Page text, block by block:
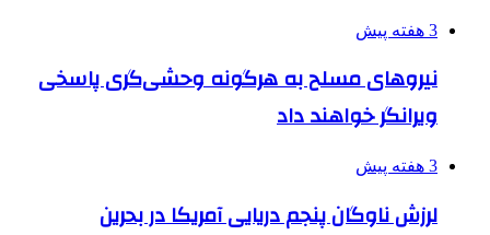
3 هفته پیش
نیروهای مسلح به هرگونه وحشی‌گری پاسخی
ویرانگر خواهند داد
3 هفته پیش
لرزش ناوگان پنجم دریایی آمریکا در بحرین